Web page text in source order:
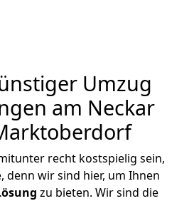
Umzug
am Neckar
recht kostspielig sein,
denn wir sind hier, um Ihnen
zu bieten. Wir sind die